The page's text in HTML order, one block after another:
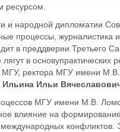
ресурсом.
и народной дипломатии
процессы, журналистика
в преддверии Третьего
в основупрактических
МГУ, ректора МГУ имени
Ильина Ильи
МГУ имени М.В.
влияние на
международных конфликтов.